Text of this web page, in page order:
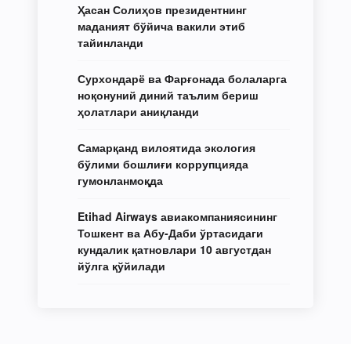
Ҳасан Солиҳов президентнинг
маданият бўйича вакили этиб
тайинланди
Сурхондарё ва Фарғонада болаларга
ноқонуний диний таълим бериш
ҳолатлари аниқланди
Самарқанд вилоятида экология
бўлими бошлиғи коррупцияда
гумонланмоқда
Etihad Airways авиакомпаниясининг
Тошкент ва Абу-Даби ўртасидаги
кундалик қатновлари 10 августдан
йўлга қўйилади